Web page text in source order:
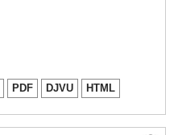
PDF DJVU HTML